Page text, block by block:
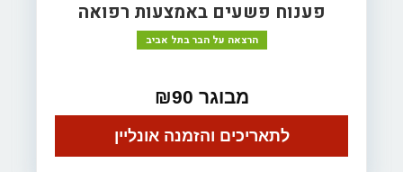
פענוח פשעים באמצעות רפואה
הרצאה על הבר בתל אביב
מבוגר ₪90
לתאריכים והזמנה אונליין